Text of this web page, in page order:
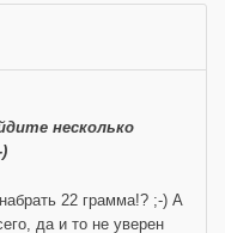
несколько
22 грамма!? ;-) А
да и то не уверен